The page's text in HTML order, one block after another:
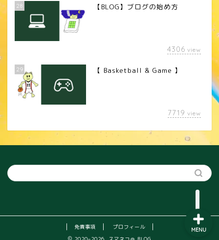
28 【BLOG】ブログの始め方
4306 view
29 【 Basketball & Game 】
7719 view
免責事項
プロフィール
MENU
カメラレンズ
YouTube